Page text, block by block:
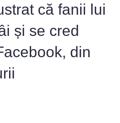
că fanii lui
și se cred
din